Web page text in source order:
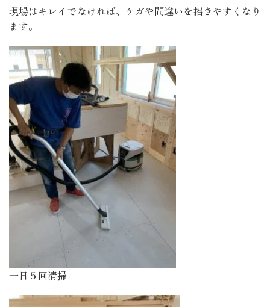
現場はキレイでなければ、ケガや間違いを招きやすくなり
ます。
一日５回清掃